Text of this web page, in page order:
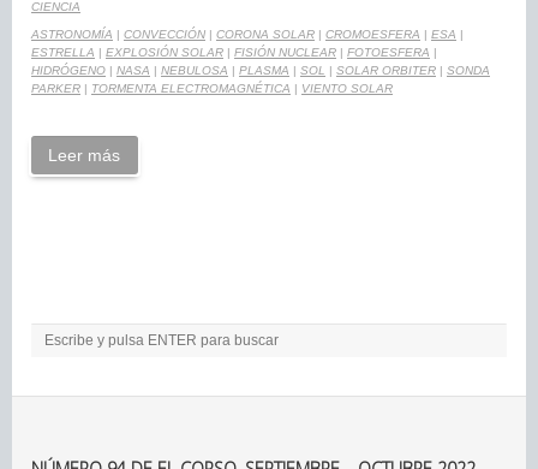
CIENCIA
ASTRONOMÍA | CONVECCIÓN | CORONA SOLAR | CROMOESFERA | ESA |
ESTRELLA | EXPLOSIÓN SOLAR | FISIÓN NUCLEAR | FOTOESFERA |
HIDRÓGENO | NASA | NEBULOSA | PLASMA | SOL | SOLAR ORBITER | SONDA
PARKER | TORMENTA ELECTROMAGNÉTICA | VIENTO SOLAR
Leer más